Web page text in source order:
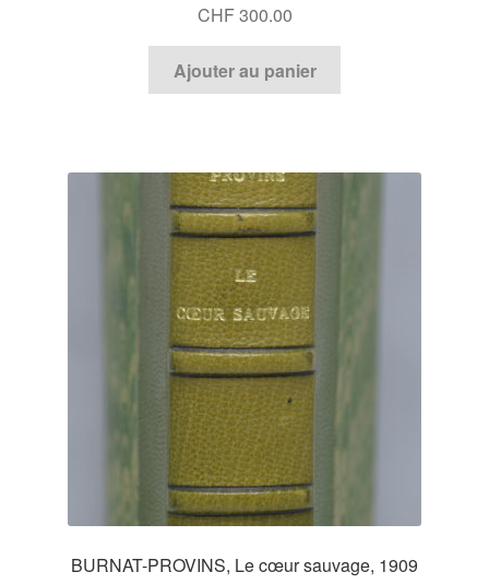
CHF300.00
Ajouter au panier
BURNAT-PROVINS, Le cœur sauvage, 1909